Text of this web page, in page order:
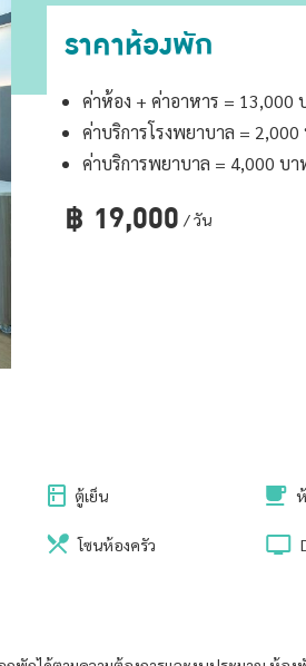
ราคาห้องพัก
ค่าห้อง + ค่าอาหาร = 13,000
ค่าบริการโรงพยาบาล =
ค่าบริการพยาบาล = 4,000 บ
฿ 19,000 / วัน
ตู้เย็น
โซนห้องครัว